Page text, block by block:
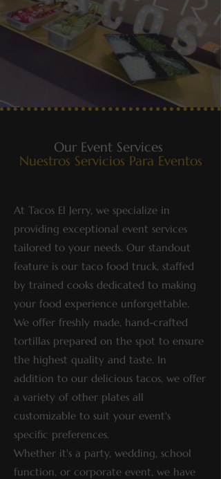
Our Event Services
Nuestros Servicios Para Eventos
At Tacos El Jerry, we specialize in
providing exceptional event services
tailored to your needs. Our standout
feature is our taco food truck, staffed
by trained cooks dedicated to making
your food experience unforgettable.
We offer freshly made, hand-crafted
tortillas prepared on the spot to ensure
the highest quality and taste. In
addition to our delicious tacos, we offer
a variety of other plates all
customizable to suit your event's
specific preferences.
Whether it's a party, wedding, school
function, or corporate event, we have